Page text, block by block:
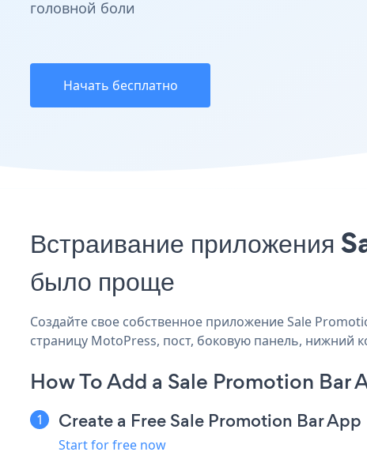
головной боли
Начать бесплатно
Встраивание приложения
было проще
Создайте свое собственное приложение Sale
страницу MotoPress, пост, боковую панель, нижний
How To Add a Sale Promotion Bar
Create a Free Sale Promotion Bar App
Start for free now